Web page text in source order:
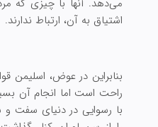
اشتیاق به آن، ارتباط ندارند.
بنابراین در عوض، اسلیمن
راحت است اما انجام آن
با رسوایی در دنیای سفت